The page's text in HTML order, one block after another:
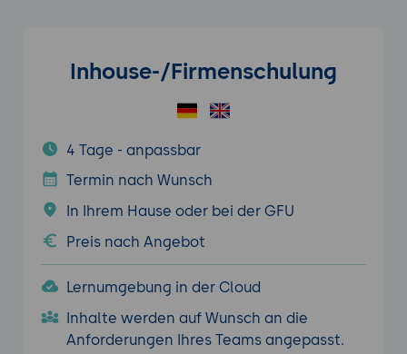
Inhouse-/Firmenschulung
4 Tage - anpassbar
Termin nach Wunsch
In Ihrem Hause oder bei der GFU
Preis nach Angebot
Lernumgebung in der Cloud
Inhalte werden auf Wunsch an die
Anforderungen Ihres Teams angepasst.